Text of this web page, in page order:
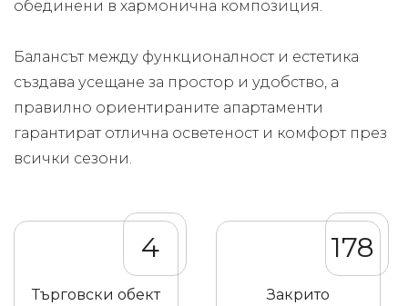
обединени в хармонична композиция.
Балансът между функционалност и естетика
създава усещане за простор и удобство, а
правилно ориентираните апартаменти
гарантират отлична осветеност и комфорт през
всички сезони.
4
Търговски обект
178
Закрито